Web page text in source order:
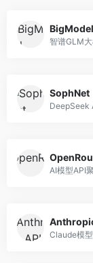
BigModel
SophNet